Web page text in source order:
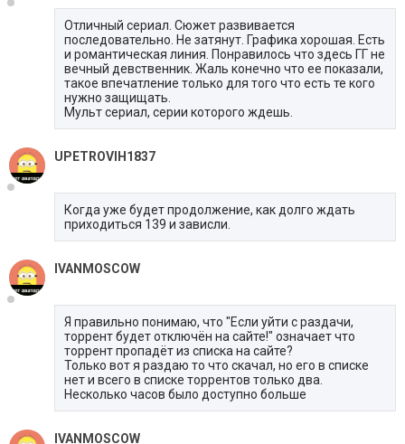
Отличный сериал. Сюжет развивается
последовательно. Не затянут. Графика хорошая. Есть
и романтическая линия. Понравилось что здесь ГГ не
вечный девственник. Жаль конечно что ее показали,
такое впечатление только для того что есть те кого
нужно защищать.
Мульт сериал, серии которого ждешь.
UPETROVIH1837
Когда уже будет продолжение, как долго ждать
приходиться 139 и зависли.
IVANMOSCOW
Я правильно понимаю, что "Если уйти с раздачи,
торрент будет отключён на сайте!" означает что
торрент пропадёт из списка на сайте?
Только вот я раздаю то что скачал, но его в списке
нет и всего в списке торрентов только два.
Несколько часов было доступно больше
IVANMOSCOW